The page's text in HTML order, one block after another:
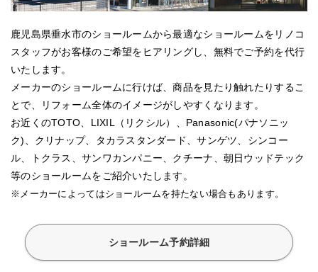
鹿児島県垂水市のショールームから最適なショールームをリノコ
スタッフがお客様のご希望をヒアリングし、無料でご予約を代行
いたします。
メーカーのショールームに行けば、商品を見たり触れたりするこ
とで、リフォーム全体のイメージがしやすくなります。
お近くのTOTO、LIXIL（リクシル）、Panasonic(パナソニッ
ク)、クリナップ、タカラスタンダード、サンゲツ、シンコー
ル、トクラス、サンワカンパニー、クチーナ、朝日ウッドテック
等のショールームをご紹介いたします。
※メーカーによってはショールームを持たない場合もあります。
ショールーム予約詳細